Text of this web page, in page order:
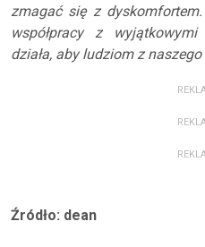
zmagać się z
współpracy z
działa, aby ludziom z
Źródło: dean